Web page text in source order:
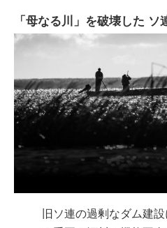
「母なる川」を破壊した
旧ソ連の過剰なダム建